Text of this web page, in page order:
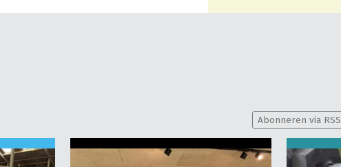
Abonneren via RSS